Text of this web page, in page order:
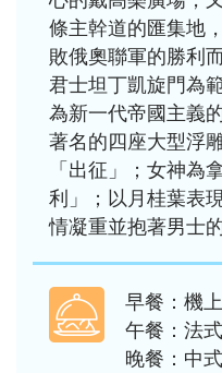
條主幹道的匯集地
敗俄奧聯軍的勝利
君士坦丁凱旋門為
為新一代帝國主義
著名的四座大型浮
「出征」；女神為
利」；以月桂葉表
情凝重並抱著男士
早餐：機
午餐：法
晚餐：中